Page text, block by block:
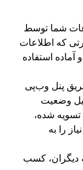
شما توسط
که اطلاعات
استفاده
پنل وب‌پی
وضعیت
تسویه شده،
را به
دیگران، کسب